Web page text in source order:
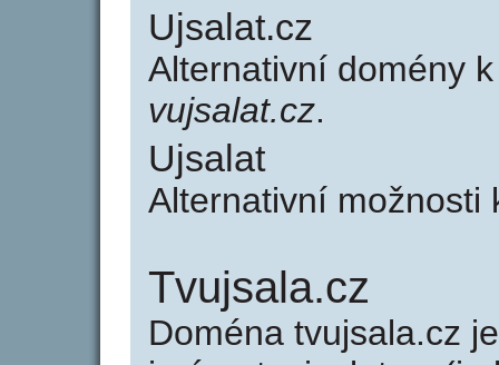
Ujsalat.cz
Alternativní domény
vujsalat.cz.
Ujsalat
Alternativní
Tvujsala.cz
Doména tvujsala.cz